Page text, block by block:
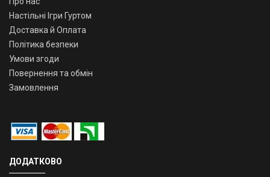
Настільні Ігри Гуртом
Доставка й Оплата
Політика безпеки
Умови згоди
Повернення та обмін
Замовлення
ДОДАТКОВО